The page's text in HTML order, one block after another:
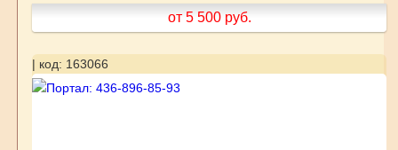
от 5 500 руб.
| код: 163066